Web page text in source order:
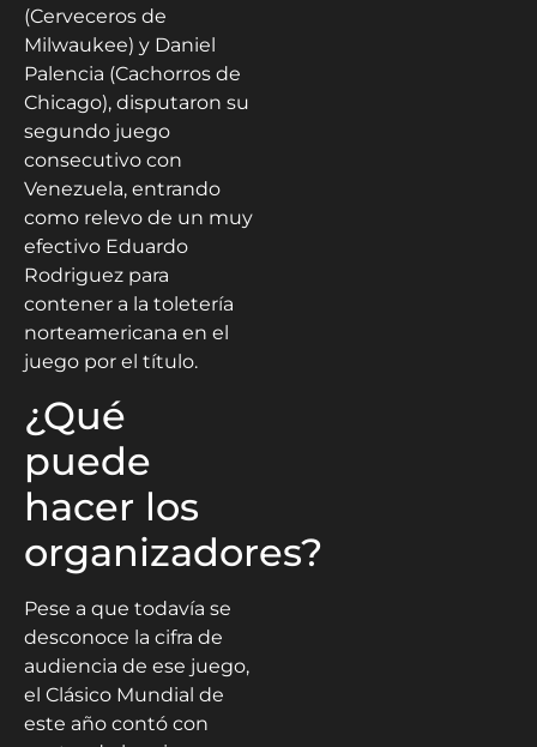
(Cerveceros de
Milwaukee) y Daniel
Palencia (Cachorros de
Chicago), disputaron su
segundo juego
consecutivo con
Venezuela, entrando
como relevo de un muy
efectivo Eduardo
Rodriguez para
contener a la toletería
norteamericana en el
juego por el título.
¿Qué
puede
hacer los
organizadores?
Pese a que todavía se
desconoce la cifra de
audiencia de ese juego,
el Clásico Mundial de
este año contó con